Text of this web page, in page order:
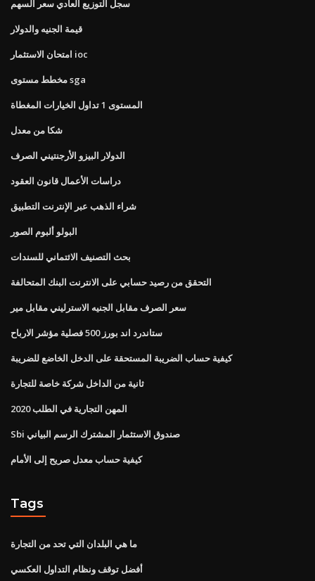
سجل التوزيع العادي سعر السهم
قيمة الجنيه والدولار
امتحان الاستثمار ioc
مخطط مستوى sga
المستوى 1 تداول الخيارات المغطاة
شكا من معدل
الدولار البيزو الأرجنتيني الصرف
دراسات الأعمال قانون العقود
شراء الذهب عبر الإنترنت التطبيق
البولو ألبوم الصور
بحث التصنيف الائتماني للسندات
التحقق من رصيد حسابي على الانترنت البنك المتحالفة
سعر الصرف مقابل الجنيه الاسترليني مقابل مير
ستاندرد اند بورز 500 فصلية مؤشر الارباح
كيفية حساب الضريبة المستحقة على الدخل الخاضع للضريبة
ثانية من الداخل شركة خاصة للتجارة
المهن التجارية في الطلب 2020
Sbi صندوق الاستثمار المشترك الرسم البياني
كيفية حساب معدل صريح إلى الأمام
Tags
ما هي البلدان التي تحد من التجارة
أفضل توقف ونظام التداول العكسي